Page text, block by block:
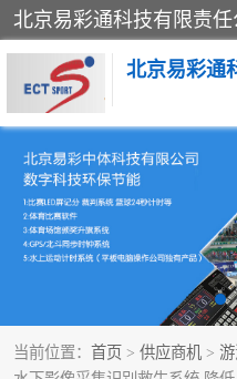
北京易彩通
当前位置： 首页 > 供应商机 >
记分系统
智能颁奖旗系统
计时计分及成绩处理系统
体育场馆影像采集回放系